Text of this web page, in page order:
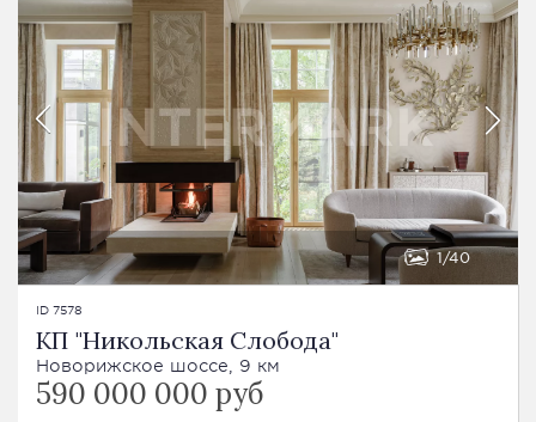
1 40
ID 7578
КП "Никольская Слобода"
Новорижское шоссе, 9 км
590 000 000 руб